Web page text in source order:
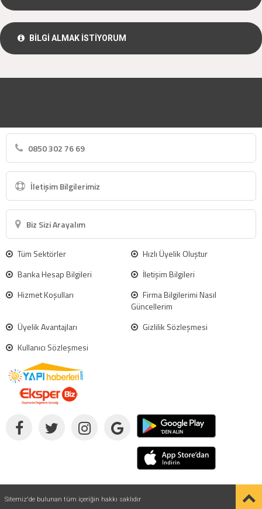
BİLGİ ALMAK İSTİYORUM
0850 302 76 69
İletişim Bilgilerimiz
Biz Sizi Arayalım
Tüm Sektörler
Hızlı Üyelik Oluştur
Banka Hesap Bilgileri
İletişim Bilgileri
Hizmet Koşulları
Firma Bilgilerimi Nasıl
Güncellerim
Üyelik Avantajları
Gizlilik Sözleşmesi
Kullanıcı Sözleşmesi
Sitemiz'de bulunan tüm içeriğin hakkı saklıdır